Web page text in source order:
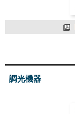
調光機器